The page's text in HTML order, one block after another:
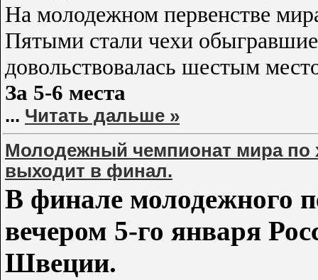
На молодежном первенстве
Пятыми стали чехи
довольствовалась шестым
За 5-6 места
... Читать дальше »
Молодежный чемпионат мира по
выходит в финал.
В финале молодежного
вечером 5-го января
Швеции.